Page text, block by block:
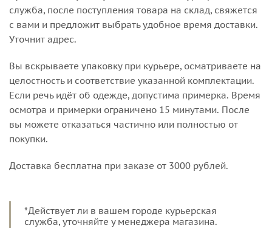
служба, после поступления товара на склад, свяжется
с вами и предложит выбрать удобное время доставки.
Уточнит адрес.
Вы вскрываете упаковку при курьере, осматриваете на
целостность и соответствие указанной комплектации.
Если речь идёт об одежде, допустима примерка. Время
осмотра и примерки ограничено 15 минутами. После
вы можете отказаться частично или полностью от
покупки.
Доставка бесплатна при заказе от 3000 рублей.
*Действует ли в вашем городе курьерская
служба, уточняйте у менеджера магазина.